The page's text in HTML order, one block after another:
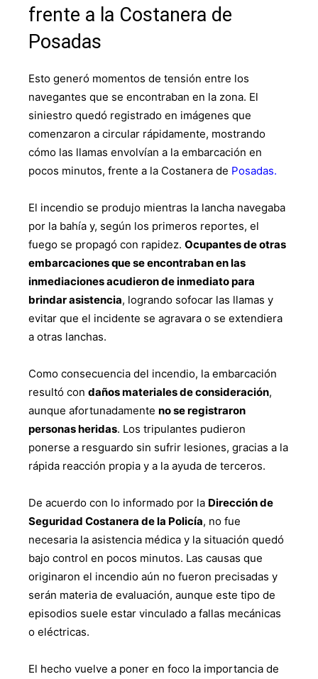
frente a la Costanera de
Posadas
Esto generó momentos de tensión entre los
navegantes que se encontraban en la zona. El
siniestro quedó registrado en imágenes que
comenzaron a circular rápidamente, mostrando
cómo las llamas envolvían a la embarcación en
pocos minutos, frente a la Costanera de Posadas.
El incendio se produjo mientras la lancha navegaba
por la bahía y, según los primeros reportes, el
fuego se propagó con rapidez. Ocupantes de otras
embarcaciones que se encontraban en las
inmediaciones acudieron de inmediato para
brindar asistencia, logrando sofocar las llamas y
evitar que el incidente se agravara o se extendiera
a otras lanchas.
Como consecuencia del incendio, la embarcación
resultó con daños materiales de consideración,
aunque afortunadamente no se registraron
personas heridas. Los tripulantes pudieron
ponerse a resguardo sin sufrir lesiones, gracias a la
rápida reacción propia y a la ayuda de terceros.
De acuerdo con lo informado por la Dirección de
Seguridad Costanera de la Policía, no fue
necesaria la asistencia médica y la situación quedó
bajo control en pocos minutos. Las causas que
originaron el incendio aún no fueron precisadas y
serán materia de evaluación, aunque este tipo de
episodios suele estar vinculado a fallas mecánicas
o eléctricas.
El hecho vuelve a poner en foco la importancia de